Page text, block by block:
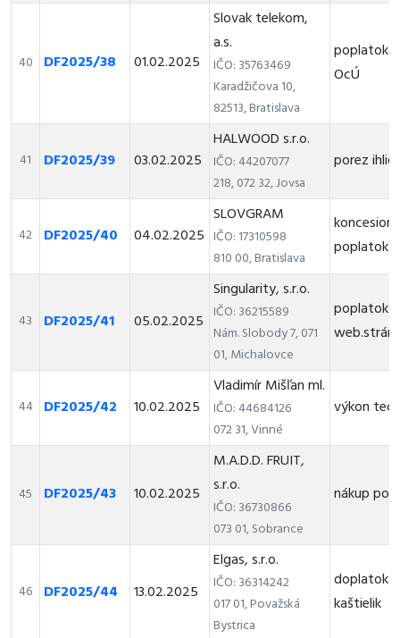
40 DF2025/38 01.02.2025
Slovak telekom,
a.s.
IČO: 35763469
Karadžičova 10,
82513, Bratislava
poplatok
OcÚ
41 DF2025/39 03.02.2025
HALWOOD s.r.o.
IČO: 44207077
218, 072 32, Jovsa
porez
42 DF2025/40 04.02.2025
SLOVGRAM
IČO: 17310598
810 00, Bratislava
poplatok
43 DF2025/41 05.02.2025
Singularity, s.r.o.
IČO: 36215589
Nám. Slobody 7, 071
01, Michalovce
poplatok
44 DF2025/42 10.02.2025
Vladimír Mišľan ml.
IČO: 44684126
072 31, Vinné
výkon
45 DF2025/43 10.02.2025
M.A.D.D. FRUIT,
s.r.o.
IČO: 36730866
073 01, Sobrance
nákup
46 DF2025/44 13.02.2025
Elgas, s.r.o.
IČO: 36314242
017 01, Považská
Bystrica
doplatok
kaštielik